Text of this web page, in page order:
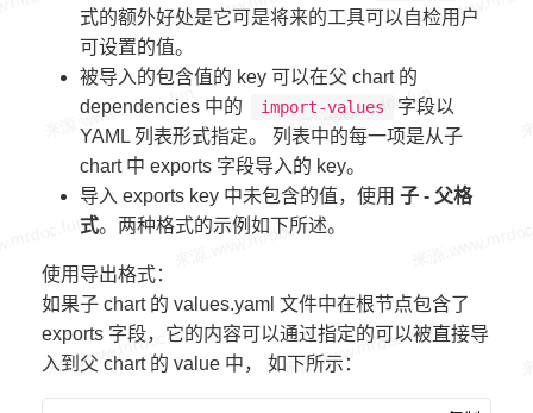
式的额外好处是它可是将来的工具可以自检用户
可设置的值。
被导入的包含值的 key 可以在父 chart 的
dependencies 中的
import-values
字段以
YAML 列表形式指定。 列表中的每一项是从子
chart 中 exports 字段导入的 key。
导入 exports key 中未包含的值，使用 子 - 父格
式。两种格式的示例如下所述。
使用导出格式：
如果子 chart 的 values.yaml 文件中在根节点包含了
exports 字段，它的内容可以通过指定的可以被直接导
入到父 chart 的 value 中， 如下所示：